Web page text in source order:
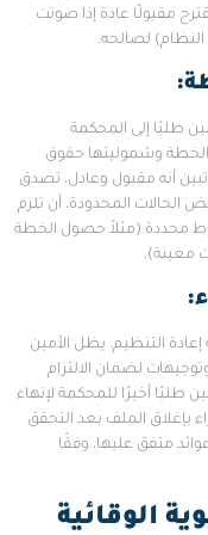
مقبولًا عادة إذا صوتت
النظام) لصالحه.
:
طلبًا إلى المحكمة
وشموليتها حقوق
أنه مقبول وعادل، تصدق
المحدودة، أن تلزم
محددة (مثلاً حصول الخطة
معينة).
التنظيم. يظل الأمين
لضمان الالتزام
طلبًا أخيرًا للمحكمة لإنهاء
بإغلاق الملف بعد التحقق
متفق عليها، وفقًا
الوقائية